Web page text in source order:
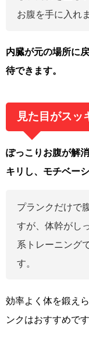
お腹を手に入れ
内臓が元の場所に
待できます。
見た目がスッ
ぽっこりお腹が解
キリし、モチベー
プランクだけで
すが、体幹がし
系トレーニング
す。
効率よく体を鍛え
ンクはおすすめです